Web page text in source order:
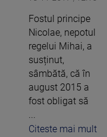
Fostul principe
Nicolae, nepotul
regelui Mihai, a
susținut,
sâmbătă, că în
august 2015 a
fost obligat să
Citeste mai mult